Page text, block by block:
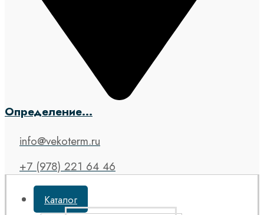
Определение...
info@vekoterm.ru
+7 (978) 221 64 46
Каталог